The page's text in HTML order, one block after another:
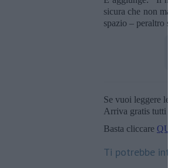
sicura che non
spazio – peraltro
Se vuoi leggere
Arriva gratis tutti i
Basta cliccare QUI
Ti potrebbe